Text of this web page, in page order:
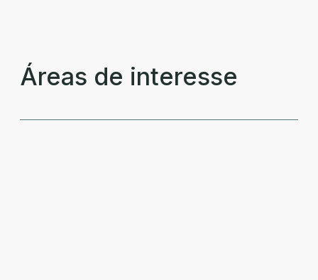
Áreas de interesse